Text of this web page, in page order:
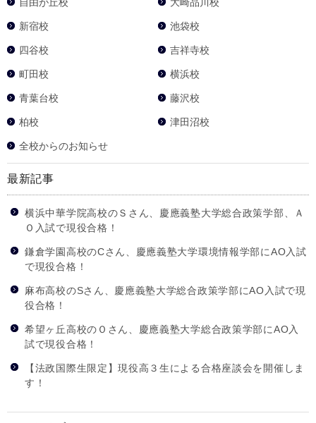
新宿校 池袋校
四谷校 吉祥寺校
町田校 横浜校
青葉台校 藤沢校
柏校 津田沼校
全校からのお知らせ
最新記事
横浜中華学院高校のＳさん、慶應義塾大学総合政策学部、Ａ
Ｏ入試で現役合格！
鎌倉学園高校のCさん、慶應義塾大学環境情報学部にAO入試
で現役合格！
麻布高校のSさん、慶應義塾大学総合政策学部にAO入試で現
役合格！
希望ヶ丘高校のＯさん、慶應義塾大学総合政策学部にAO入
試で現役合格！
【法政国際生限定】現役高３生による合格座談会を開催しま
す！